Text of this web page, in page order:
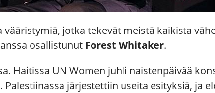
jotka tekevät meistä kaikista
osallistunut Forest Whitaker.
Haitissa UN Women juhli naistenpäivää
järjestettiin useita esityksiä, ja